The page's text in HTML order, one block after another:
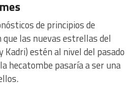
de principios de
las nuevas estrellas del
Kadri) estén al nivel del pasado
hecatombe pasaría a ser una